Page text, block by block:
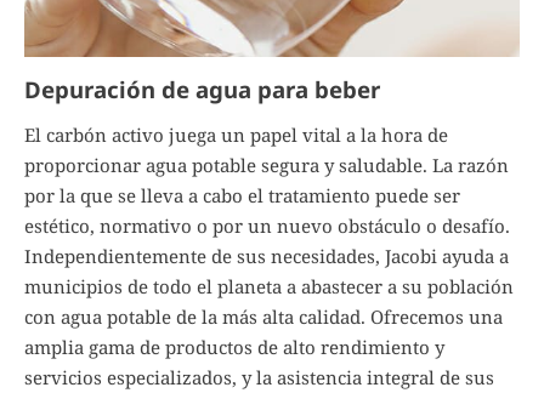
Depuración de agua para beber
El carbón activo juega un papel vital a la hora de
proporcionar agua potable segura y saludable. La razón
por la que se lleva a cabo el tratamiento puede ser
estético, normativo o por un nuevo obstáculo o desafío.
Independientemente de sus necesidades, Jacobi ayuda a
municipios de todo el planeta a abastecer a su población
con agua potable de la más alta calidad. Ofrecemos una
amplia gama de productos de alto rendimiento y
servicios especializados, y la asistencia integral de sus